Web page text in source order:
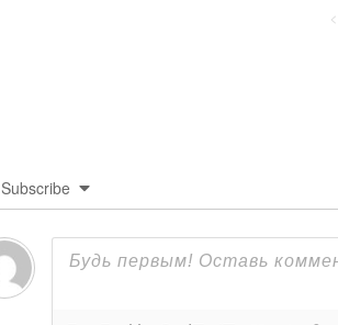
Subscribe